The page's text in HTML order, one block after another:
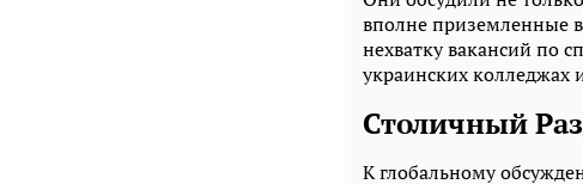
вполне приземленные
нехватку вакансий по
украинских колледжах
Столичный
К глобальному